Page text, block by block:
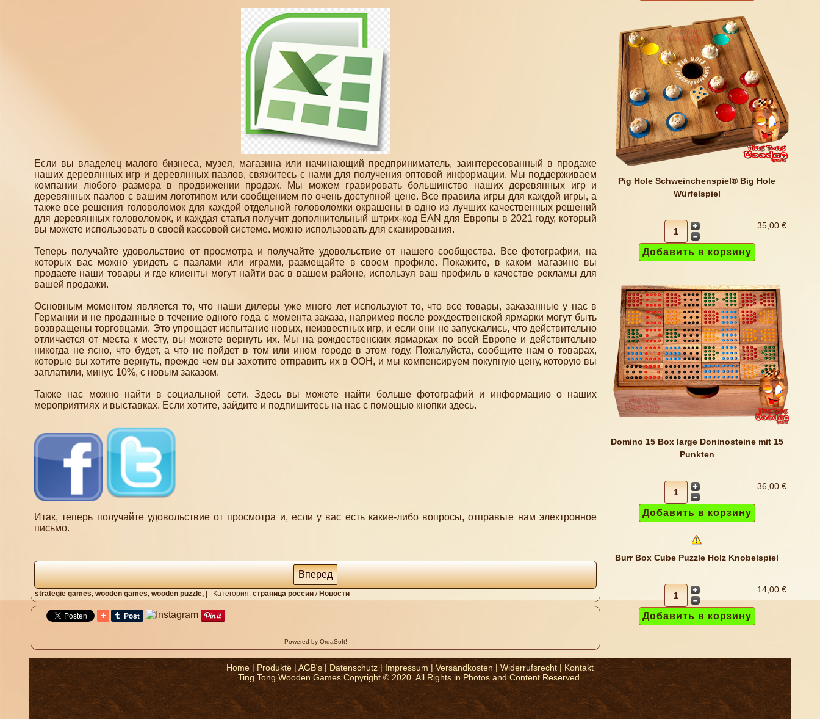
Если вы владелец малого бизнеса, музея, магазина или начинающий предприниматель, заинтересованный в продаже
наших деревянных игр и деревянных пазлов, свяжитесь с нами для получения оптовой информации. Мы поддерживаем
компании любого размера в продвижении продаж. Мы можем гравировать большинство наших деревянных игр и
деревянных пазлов с вашим логотипом или сообщением по очень доступной цене. Все правила игры для каждой игры, а
также все решения головоломок для каждой отдельной головоломки окрашены в одно из лучших качественных решений
для деревянных головоломок, и каждая статья получит дополнительный штрих-код EAN для Европы в 2021 году, который
вы можете использовать в своей кассовой системе. можно использовать для сканирования.
Теперь получайте удовольствие от просмотра и получайте удовольствие от нашего сообщества. Все фотографии, на
которых вас можно увидеть с пазлами или играми, размещайте в своем профиле. Покажите, в каком магазине вы
продаете наши товары и где клиенты могут найти вас в вашем районе, используя ваш профиль в качестве рекламы для
вашей продажи.
Основным моментом является то, что наши дилеры уже много лет используют то, что все товары, заказанные у нас в
Германии и не проданные в течение одного года с момента заказа, например после рождественской ярмарки могут быть
возвращены торговцами. Это упрощает испытание новых, неизвестных игр, и если они не запускались, что действительно
отличается от места к месту, вы можете вернуть их. Мы на рождественских ярмарках по всей Европе и действительно
никогда не ясно, что будет, а что не пойдет в том или ином городе в этом году. Пожалуйста, сообщите нам о товарах,
которые вы хотите вернуть, прежде чем вы захотите отправить их в ООН, и мы компенсируем покупную цену, которую вы
заплатили, минус 10%, с новым заказом.
Также нас можно найти в социальной сети. Здесь вы можете найти больше фотографий и информацию о наших
мероприятиях и выставках. Если хотите, зайдите и подпишитесь на нас с помощью кнопки здесь.
Итак, теперь получайте удовольствие от просмотра и, если у вас есть какие-либо вопросы, отправьте нам электронное
письмо.
Вперед
strategie games, wooden games, wooden puzzle, Категория: страница pоссии / Новости
Powered by OrdaSoft!
Pig Hole Schweinchenspiel® Big Hole
Würfelspiel
35,00 €
Domino 15 Box large Doninosteine mit 15
Punkten
36,00 €
Burr Box Cube Puzzle Holz Knobelspiel
14,00 €
Home|Produkte | AGB's|Datenschutz|Impressum|Versandkosten |Widerrufsrecht|Kontakt
Ting Tong Wooden Games Copyright © 2020. All Rights in Photos and Content Reserved.